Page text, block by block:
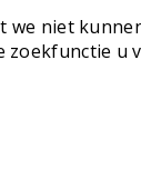
we niet
zoekfunctie u